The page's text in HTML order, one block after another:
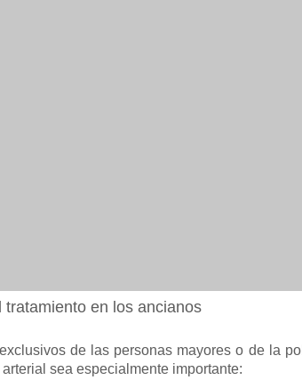
tratamiento en los ancianos
de las personas mayores o de la
sea especialmente importante: